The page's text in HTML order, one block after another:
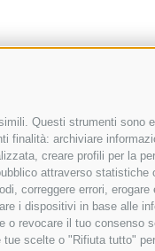
Questi strumenti sono
finalità: archiviare
creare profili per la
attraverso
correggere errori,
i dispositivi in base alle
o revocare il tuo
scelte o "Rifiuta tutto"